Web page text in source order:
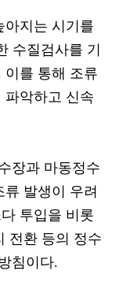
아지는 시기를
수질검사를 기
이를 통해 조류
파악하고 신속
장과 마동정수
발생이 우려
투입을 비롯
전환 등의 정수
침이다.